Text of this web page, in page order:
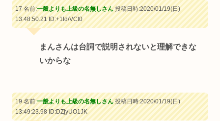
17 名前:一般よりも上級の名無しさん投稿日時:2020/01/19(日)
13:48:50.21ID:+1ld/VCt0
まんさんは台詞で説明されないと理解できな
いからな
19 名前:一般よりも上級の名無しさん投稿日時:2020/01/19(日)
13:49:23.98ID:DZjyUO1JK